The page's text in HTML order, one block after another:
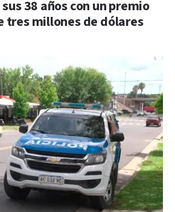
38 años con un premio
tres millones de dólares